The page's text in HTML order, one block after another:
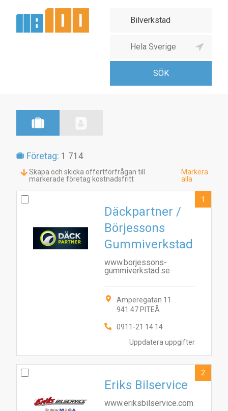
Företag: 1 714
Skapa och skicka offertförfrågan till
markerade företag kostnadsfritt
Markera
alla
Uppdatera uppgifter
Däckpartner /
Börjessons
Gummiverkstad
www.borjessons-
gummiverkstad.se
Amperegatan 11
941 47 PITEÅ
0911-21 14 14
1
Eriks Bilservice
www.eriksbilservice.com
2